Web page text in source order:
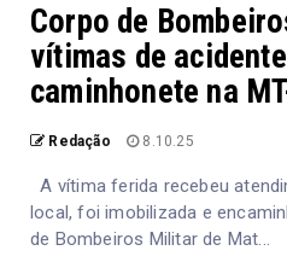
Corpo de
vítimas de
caminhonete na
Redação 8.10.25
A vítima ferida recebeu
local, foi imobilizada e
de Bombeiros Militar de Mat...